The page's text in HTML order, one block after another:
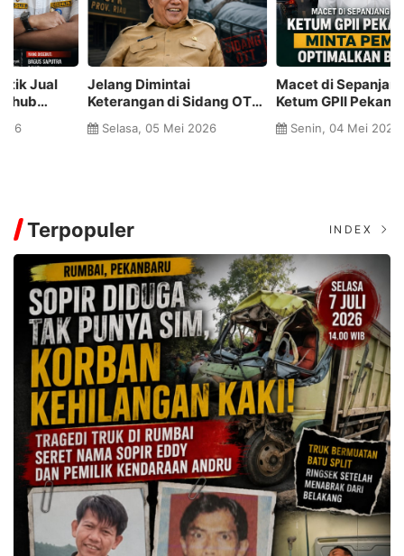
Macet di Sepanjang Jalan,
Ketum GPII Pekanbaru
Minta Pemkot Optimalkan
Bus TMP
Senin, 04 Mei 2026
Pejabat Kampar Diduga
Gadaikan Mobil Dinas,
Bantah Langgar Aturan:
Klaim Sudah Izin Bupati
Senin, 04 Mei 2026
Terpopuler INDEX